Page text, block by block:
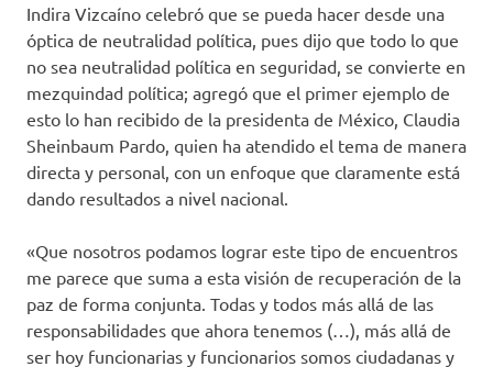
Indira Vizcaíno celebró que se pueda hacer desde una
óptica de neutralidad política, pues dijo que todo lo que
no sea neutralidad política en seguridad, se convierte en
mezquindad política; agregó que el primer ejemplo de
esto lo han recibido de la presidenta de México, Claudia
Sheinbaum Pardo, quien ha atendido el tema de manera
directa y personal, con un enfoque que claramente está
dando resultados a nivel nacional.
«Que nosotros podamos lograr este tipo de encuentros
me parece que suma a esta visión de recuperación de la
paz de forma conjunta. Todas y todos más allá de las
responsabilidades que ahora tenemos (…), más allá de
ser hoy funcionarias y funcionarios somos ciudadanas y